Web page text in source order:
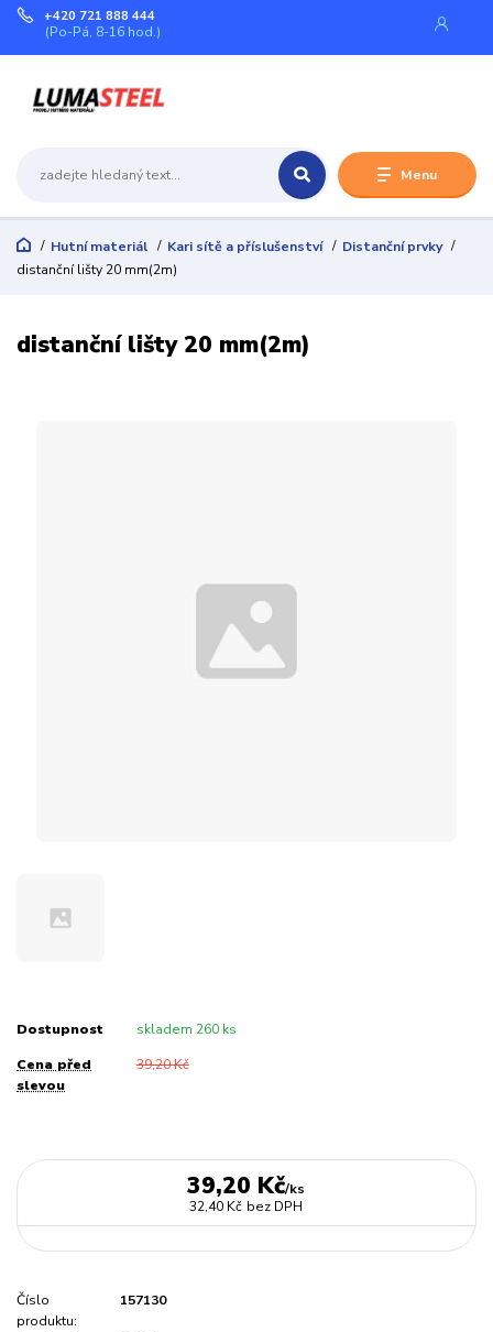
Menu
+420 721 888 444
(Po-Pá, 8-16 hod.)
Hutní materiál Kari sítě a příslušenství
Distanční prvky
distanční lišty 20 mm(2m)
distanční lišty 20 mm(2m)
Dostupnost skladem 260 ks
Cena před
slevou
39,20 Kč
39,20 Kč/ks
32,40 Kč bez DPH
Číslo
produktu:
157130